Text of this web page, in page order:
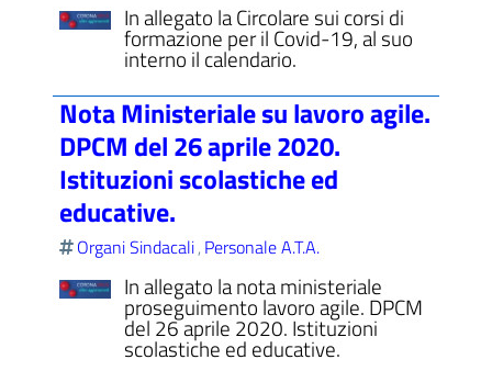
In allegato la Circolare sui corsi di
formazione per il Covid-19, al suo
interno il calendario.
Nota Ministeriale su lavoro agile.
DPCM del 26 aprile 2020.
Istituzioni scolastiche ed
educative.
Organi Sindacali, Personale A.T.A.
In allegato la nota ministeriale
proseguimento lavoro agile. DPCM
del 26 aprile 2020. Istituzioni
scolastiche ed educative.